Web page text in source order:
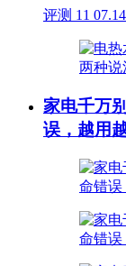
评测 11 07.14
家电千万
误，越用